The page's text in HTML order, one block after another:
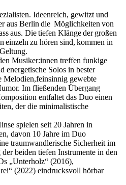
Ideenreich, gewitzt und
aus Berlin die Möglichkeiten von
aus. Die tiefen Klänge der großen
einzeln zu hören sind, kommen in
Musiker:innen treffen funkige
energetische Solos in bester
Melodien,feinsinnig gewebte
Im fließenden Übergang
entfaltet das Duo einen
der die minimalistische
spielen seit 20 Jahren in
davon 10 Jahre im Duo
traumwandlerische Sicherheit im
beiden tiefen Instrumente in den
„Unterholz“ (2016),
(2022) eindrucksvoll hörbar